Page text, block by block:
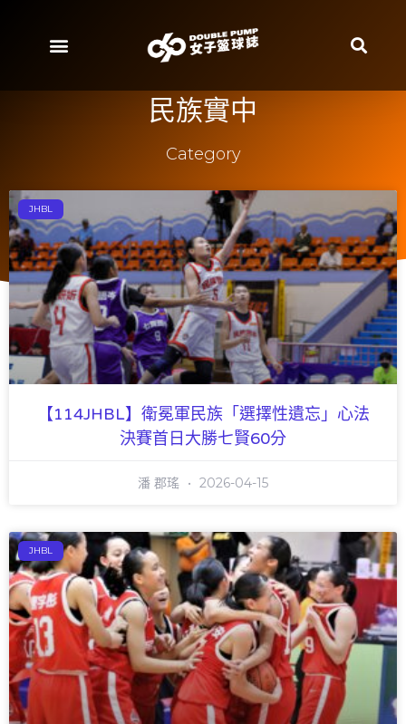
民族實中
Category
JHBL
【114JHBL】衛冕軍民族「選擇性遺忘」心法
決賽首日大勝七賢60分
潘 郡瑤 2026-04-15
JHBL